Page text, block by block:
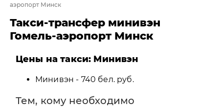
аэропорт Минск
Такси-трансфер минивэн
Гомель-аэропорт Минск
Цены на такси: Минивэн
Минивэн - 740 бел. руб.
Тем, кому необходимо